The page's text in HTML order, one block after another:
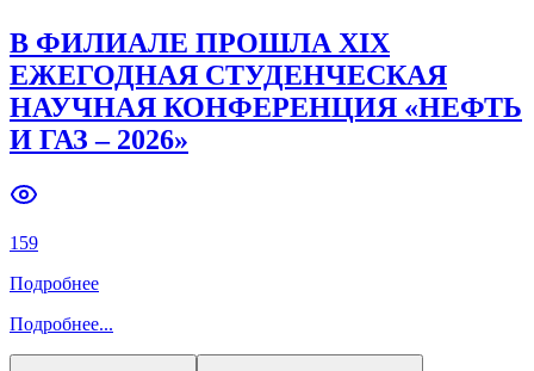
В ФИЛИАЛЕ ПРОШЛА XIX
ЕЖЕГОДНАЯ СТУДЕНЧЕСКАЯ
НАУЧНАЯ КОНФЕРЕНЦИЯ «НЕФТЬ
И ГАЗ – 2026»
159
Подробнее
Подробнее...